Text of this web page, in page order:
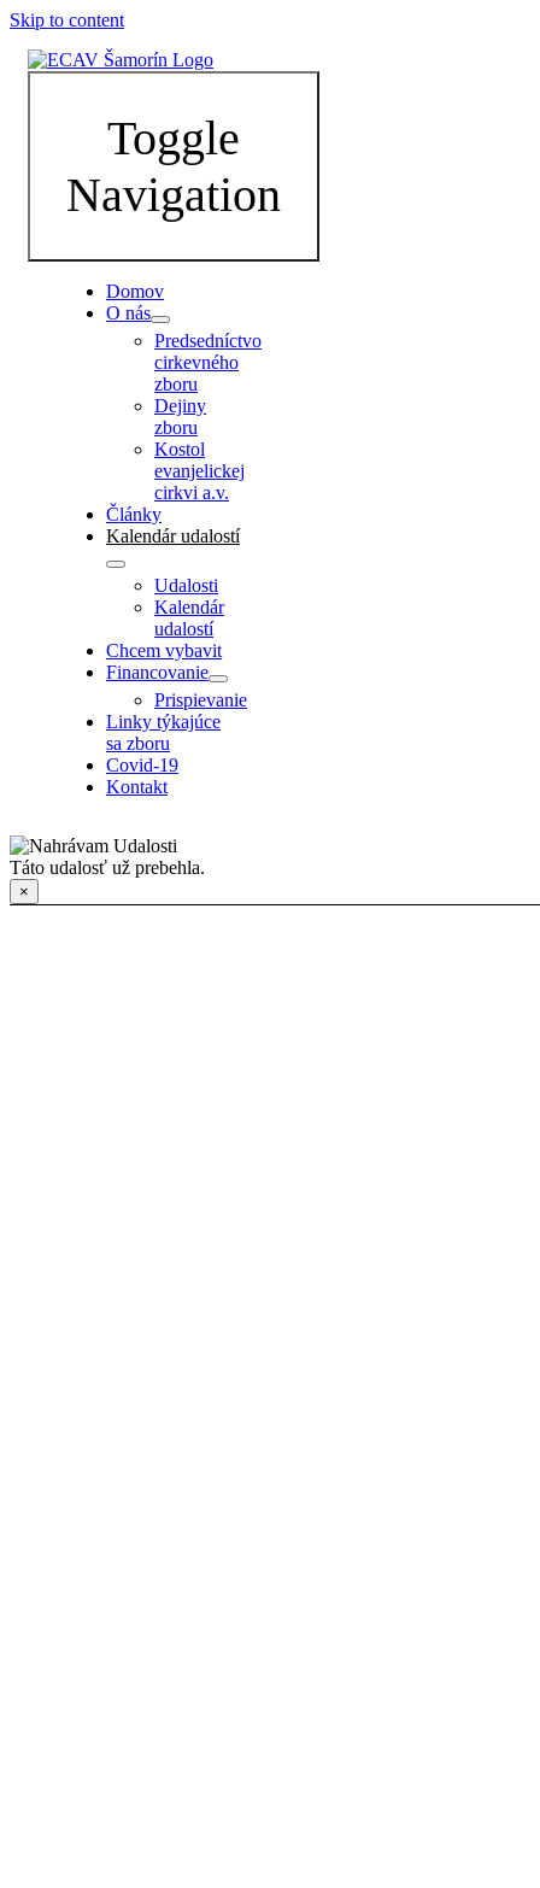
Skip to content
Toggle
Navigation
Domov
O nás
Predsedníctvo
cirkevného
zboru
Dejiny
zboru
Kostol
evanjelickej
cirkvi a.v.
Články
Kalendár udalostí
Udalosti
Kalendár
udalostí
Chcem vybavit
Financovanie
Prispievanie
Linky týkajúce
sa zboru
Covid-19
Kontakt
Táto udalosť už prebehla.
×